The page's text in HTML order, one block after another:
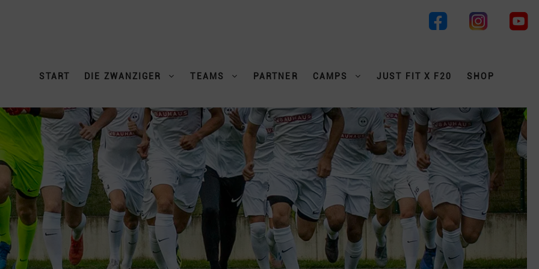
START DIE ZWANZIGER TEAMS PARTNER CAMPS JUST FIT X F20 SHOP